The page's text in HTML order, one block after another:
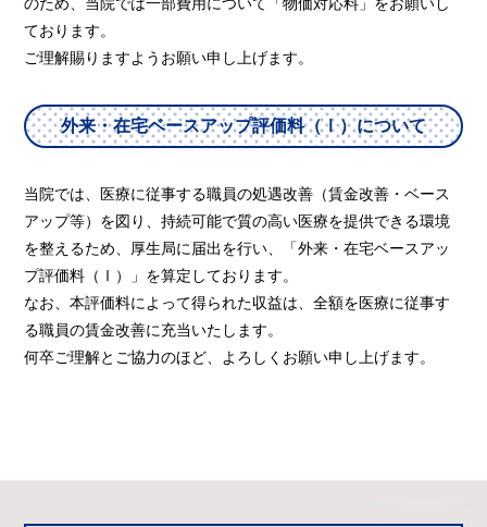
ております。
ご理解賜りますようお願い申し上げます。
外来・在宅ベースアップ評価料（Ⅰ）について
当院では、医療に従事する職員の処遇改善（賃金改善・ベース
アップ等）を図り、持続可能で質の高い医療を提供できる環境
を整えるため、厚生局に届出を行い、「外来・在宅ベースアッ
プ評価料（Ⅰ）」を算定しております。
なお、本評価料によって得られた収益は、全額を医療に従事す
る職員の賃金改善に充当いたします。
何卒ご理解とご協力のほど、よろしくお願い申し上げます。